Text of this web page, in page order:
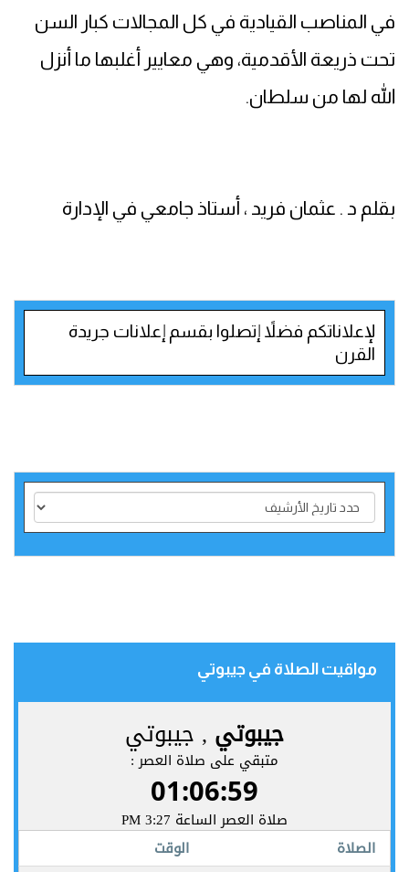
في المناصب القيادية في كل المجالات كبار السن
تحت ذريعة الأقدمية، وهي معايير أغلبها ما أنزل
الله لها من سلطان.
بقلم د . عثمان فريد ، أستاذ جامعي في الإدارة
لإعلاناتكم فضلاً إتصلوا بقسم إعلانات جريدة
القرن
مواقيت الصلاة في جيبوتي‎